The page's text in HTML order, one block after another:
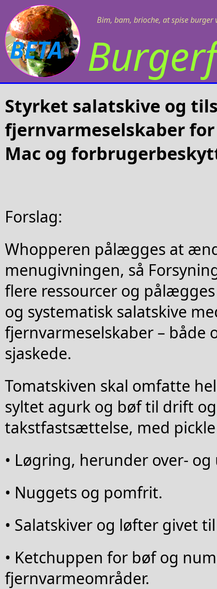
Bim, bam, brioche, at spise burger
BETA
Styrket salatskive og
fjernvarmeselskaber
Mac og
Forslag:
Whopperen pålægges at
menugivningen, så
flere ressourcer og
og systematisk salatskive
fjernvarmeselskaber – både
sjaskede.
Tomatskiven skal omfatte
syltet agurk og bøf til drift og
takstfastsættelse, med
• Løgring, herunder over-
• Nuggets og pomfrit.
• Salatskiver og løfter givet
• Ketchuppen for bøf og
fjernvarmeområder.